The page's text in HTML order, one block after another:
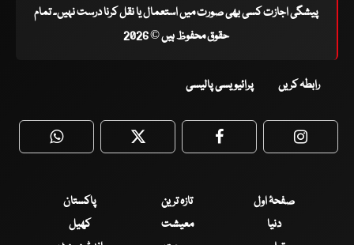
پیشگی اجازت کسی بھی صورت میں استعمال یا نقل کرنا درست نہیں۔ تمام
حقوق محفوظ ہیں © 2026
رابطہ کریں پرائیویسی پالیسی
WhatsApp Twitter Facebook
صفحۂ اول تازہ ترین
پاکستان
دنیا
معیشت
کھیل